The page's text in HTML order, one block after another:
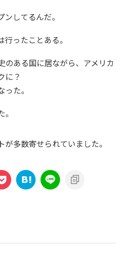
してるんだ。
ったことある。
のある国に居ながら、アメリカ
に？
た。
多数寄せられていました。